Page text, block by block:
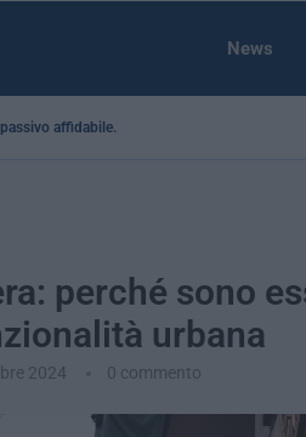
News
affidabile...
perché sono
urbana
2024 0 commento